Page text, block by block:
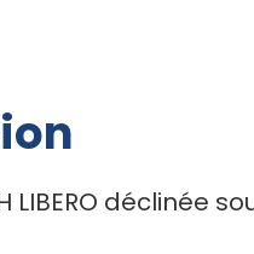
déclinée